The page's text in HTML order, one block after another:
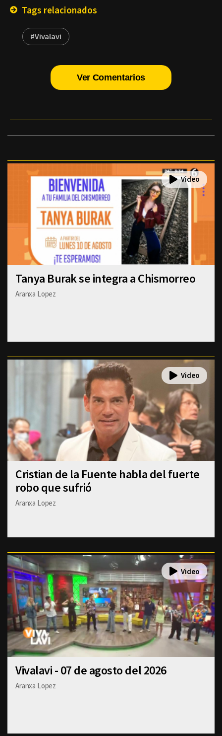
Tags relacionados
#Vivalavi
Ver Comentarios
Tanya Burak se integra a Chismorreo
Aranxa Lopez
Cristian de la Fuente habla del fuerte
robo que sufrió
Aranxa Lopez
Vivalavi - 07 de agosto del 2026
Aranxa Lopez